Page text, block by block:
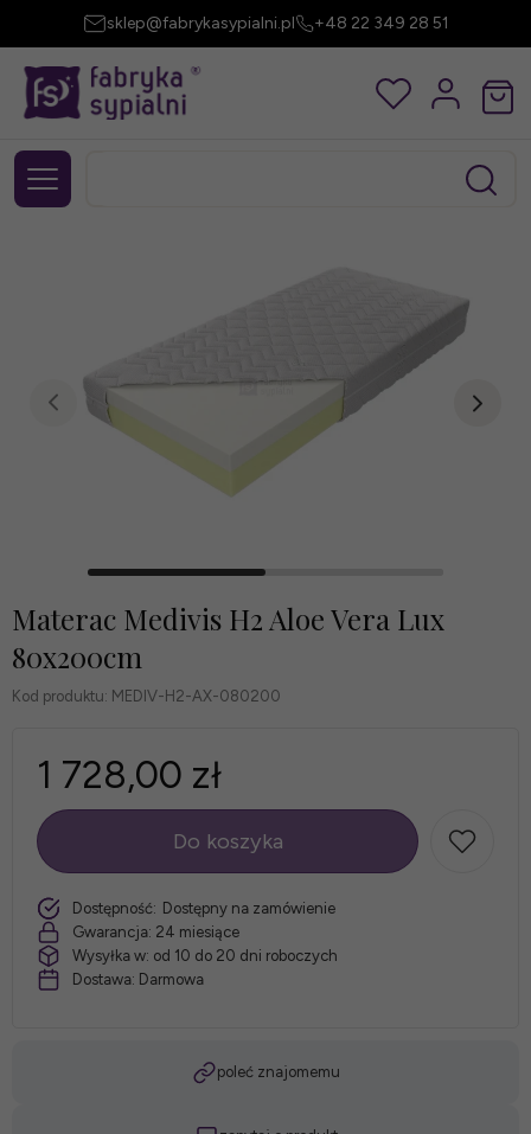
sklep@fabrykasypialni.pl +48 22 349 28 51
Materac Medivis H2 Aloe Vera Lux
80x200cm
Kod produktu: MEDIV-H2-AX-080200
1 728,00 zł
szt.
Do koszyka
Dostępność: Dostępny na zamówienie
Gwarancja: 24 miesiące
Wysyłka w: od 10 do 20 dni roboczych
Dostawa: Darmowa
poleć znajomemu